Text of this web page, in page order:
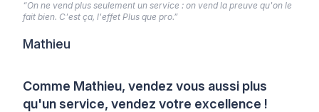
Comme Mathieu, vendez vous aussi plus
qu'un service, vendez votre excellence !
“On ne vend plus seulement un service : on vend la preuve qu'on le
fait bien. C'est ça, l'effet Plus que pro.”
Mathieu